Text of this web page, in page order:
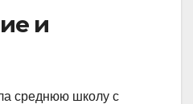
и
среднюю школу с